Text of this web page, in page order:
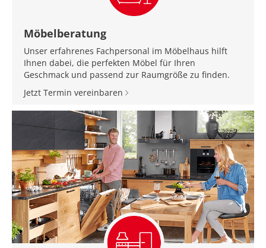
Möbelberatung
Unser erfahrenes Fachpersonal im Möbelhaus hilft
Ihnen dabei, die perfekten Möbel für Ihren
Geschmack und passend zur Raumgröße zu finden.
Jetzt Termin vereinbaren